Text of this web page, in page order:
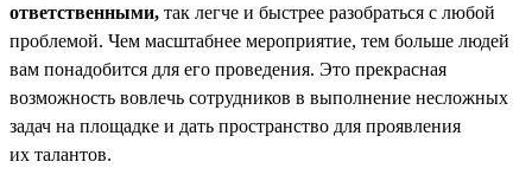
ответственными, так легче и быстрее разобраться с любой
проблемой. Чем масштабнее мероприятие, тем больше людей
вам понадобится для его проведения. Это прекрасная
возможность вовлечь сотрудников в выполнение несложных
задач на площадке и дать пространство для проявления
их талантов.